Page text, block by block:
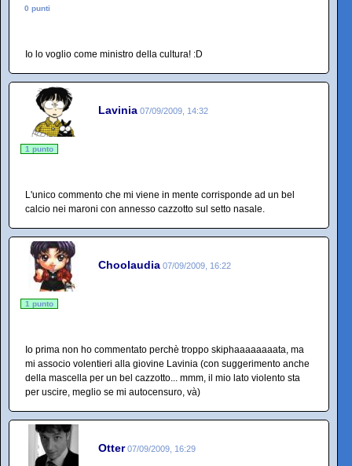
0 punti
Io lo voglio come ministro della cultura! :D
Lavinia 07/09/2009, 14:32
1 punto
L'unico commento che mi viene in mente corrisponde ad un bel
calcio nei maroni con annesso cazzotto sul setto nasale.
Choolaudia 07/09/2009, 16:22
1 punto
Io prima non ho commentato perchè troppo skiphaaaaaaaata, ma
mi associo volentieri alla giovine Lavinia (con suggerimento anche
della mascella per un bel cazzotto... mmm, il mio lato violento sta
per uscire, meglio se mi autocensuro, và)
Otter 07/09/2009, 16:29